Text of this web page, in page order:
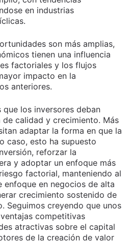
en industrias
son más amplias,
tienen una influencia
factoriales y los flujos
impacto en la
anteriores.
los inversores deban
calidad y crecimiento. Más
adaptar la forma en que la
caso, esto ha supuesto
reforzar la
y adoptar un enfoque más
factorial, manteniendo al
enfoque en negocios de alta
crecimiento sostenido de
Seguimos creyendo que unos
competitivas
atractivas sobre el capital
de la creación de valor